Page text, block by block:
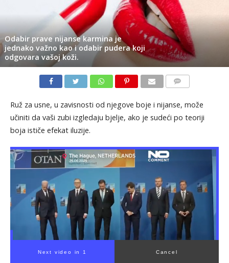
Odabir prave nijanse karmina je
jednako važno kao i odabir pudera koji
odgovara vašoj koži.
Ruž za usne, u zavisnosti od njegove boje i nijanse, može
učiniti da vaši zubi izgledaju bjelje, ako je sudeći po teoriji
boja ističe efekat iluzije.
Next video in 1 Cancel